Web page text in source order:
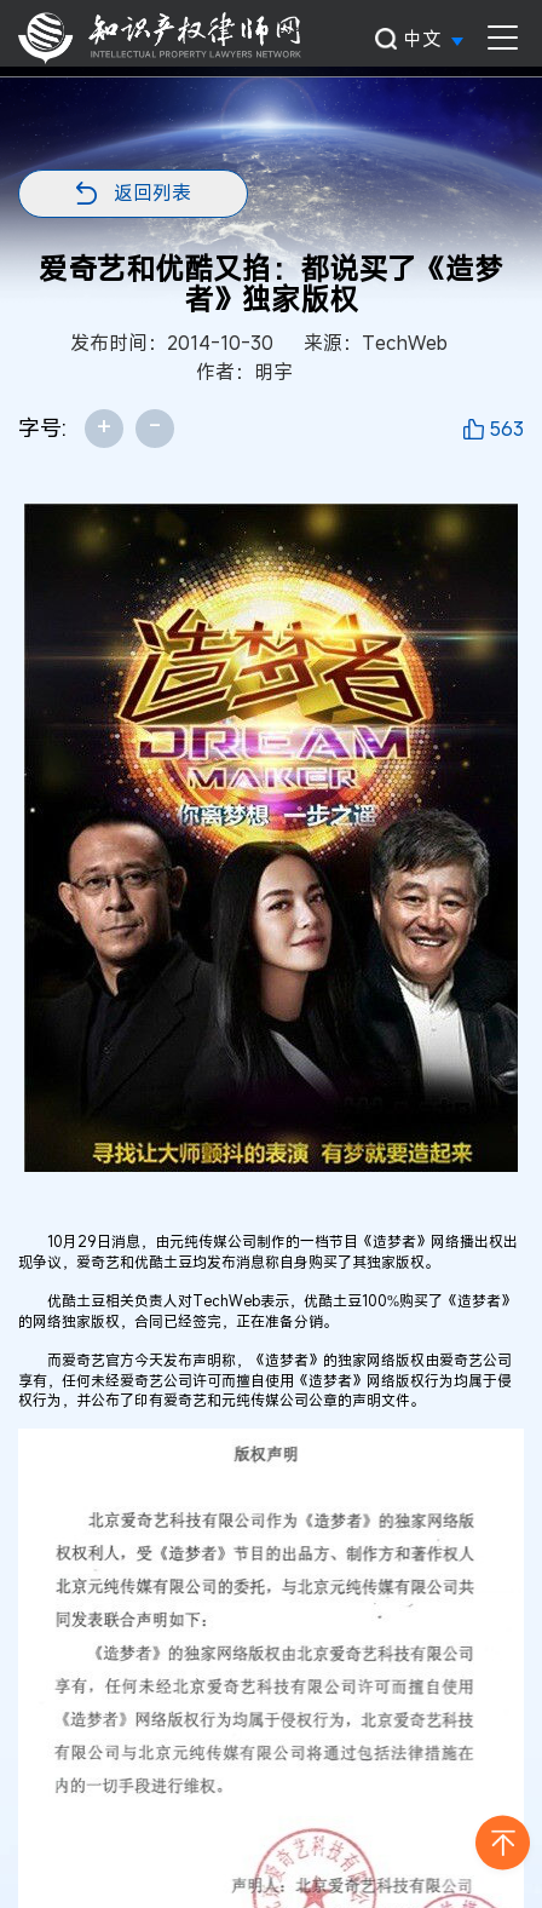
中文
返回列表
爱奇艺和优酷又掐：都说买了《造梦
者》独家版权
发布时间：2014-10-30
来源：TechWeb
作者：明宇
字号: + - 563
10月29日消息，由元纯传媒公司制作的一档节目《造梦者》网络播出权出
现争议，爱奇艺和优酷土豆均发布消息称自身购买了其独家版权。
优酷土豆相关负责人对TechWeb表示，优酷土豆100%购买了《造梦者》
的网络独家版权，合同已经签完，正在准备分销。
而爱奇艺官方今天发布声明称，《造梦者》的独家网络版权由爱奇艺公司
享有，任何未经爱奇艺公司许可而擅自使用《造梦者》网络版权行为均属于侵
权行为，并公布了印有爱奇艺和元纯传媒公司公章的声明文件。